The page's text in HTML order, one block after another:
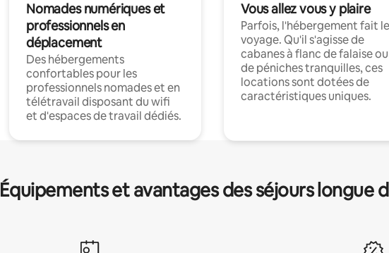
Nomades numériques et
professionnels en
déplacement
Des hébergements
confortables pour les
professionnels nomades et en
télétravail disposant du wifi
et d'espaces de travail dédiés.
Vous allez vous y plaire
Parfois, l'hébergement fait le
voyage. Qu'il s'agisse de
cabanes à flanc de falaise ou
de péniches tranquilles, ces
locations sont dotées de
caractéristiques uniques.
Équipements et avantages des séjours longue